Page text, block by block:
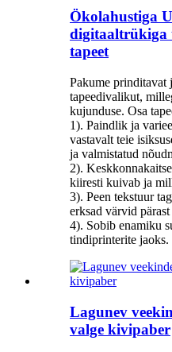
Ökolahustiga
digitaaltrükiga
tapeet
Pakume prinditavat
tapeedivalikut,
kujunduse. Osa
1). Paindlik ja
vastavalt teie
ja valmistatud
2).
kiiresti kuivab ja
3). Peen tekstuur
erksad värvid
4). Sobib enamiku
tindiprinterite jaoks.
Lagunev
valge kivipaber